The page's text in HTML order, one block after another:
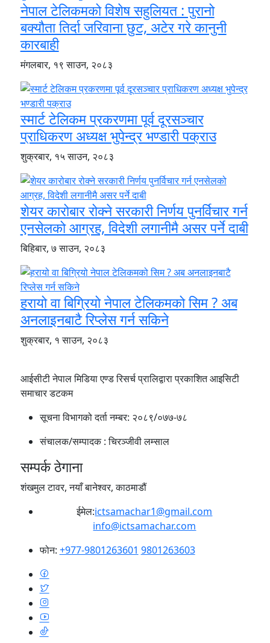
नेपाल टेलिकमको विशेष सहुलियत : पुरानो
बक्यौता तिर्दा जरिवाना छुट, अटेर गरे कानुनी
कारबाही
मंगलबार, १९ साउन, २०८३
स्मार्ट टेलिकम प्रकरणमा पूर्व दूरसञ्चार
प्राधिकरण अध्यक्ष भुपेन्द्र भण्डारी पक्राउ
शुक्रबार, १५ साउन, २०८३
शेयर कारोबार रोक्ने सरकारी निर्णय पुनर्विचार गर्न
एनसेलको आग्रह, विदेशी लगानीमै असर पर्ने दाबी
बिहिबार, ७ साउन, २०८३
हरायो वा बिग्रियो नेपाल टेलिकमको सिम ? अब
अनलाइनबाटै रिप्लेस गर्न सकिने
शुक्रबार, १ साउन, २०८३
आईसीटी नेपाल मिडिया एण्ड रिसर्च प्रालिद्वारा प्रकाशित आइसिटी
समाचार डटकम
सूचना विभागको दर्ता नम्बर: २०८९/०७७-७८
संचालक/सम्पादक :चिरञ्जीवी लम्साल
सम्पर्क ठेगाना
शंखमुल टावर, नयाँ बानेश्वर, काठमाडौं
ईमेल:ictsamachar1@gmail.com
info@ictsamachar.com
फोन: +977-9801263601 9801263603